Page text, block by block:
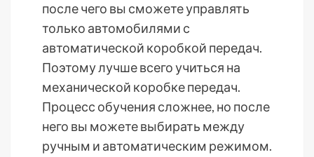
после чего вы сможете управлять
только автомобилями с
автоматической коробкой передач.
Поэтому лучше всего учиться на
механической коробке передач.
Процесс обучения сложнее, но после
него вы можете выбирать между
ручным и автоматическим режимом.